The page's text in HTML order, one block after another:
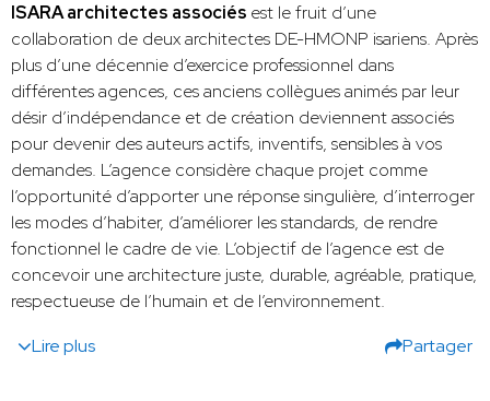
ISARA architectes associés est le fruit d’une
collaboration de deux architectes DE-HMONP isariens. Après
plus d’une décennie d’exercice professionnel dans
différentes agences, ces anciens collègues animés par leur
désir d’indépendance et de création deviennent associés
pour devenir des auteurs actifs, inventifs, sensibles à vos
demandes. L’agence considère chaque projet comme
l’opportunité d’apporter une réponse singulière, d’interroger
les modes d’habiter, d’améliorer les standards, de rendre
fonctionnel le cadre de vie. L’objectif de l’agence est de
concevoir une architecture juste, durable, agréable, pratique,
respectueuse de l’humain et de l’environnement.
Lire plus
Partager